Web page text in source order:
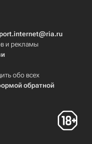
и рекламы
обо всех
обратной